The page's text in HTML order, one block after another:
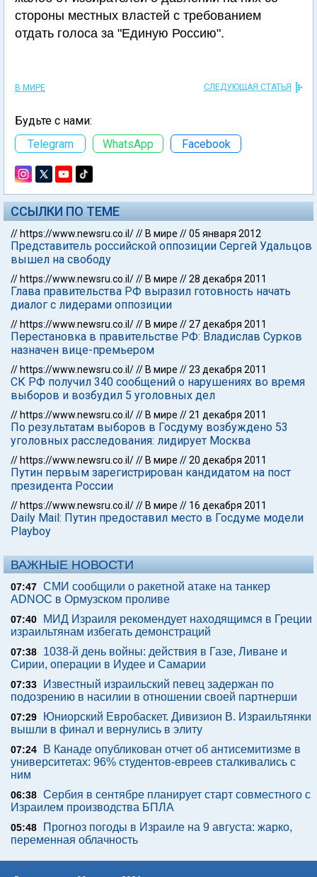
стороны местных властей с требованием
отдать голоса за "Единую Россию".
В МИРЕ СЛЕДУЮЩАЯ СТАТЬЯ
Будьте с нами:
Telegram
WhatsApp Facebook
ССЫЛКИ ПО ТЕМЕ
// https://www.newsru.co.il/// В мире //05 января 2012
Представитель российской оппозиции Сергей Удальцов
вышел на свободу
// https://www.newsru.co.il/// В мире //28 декабря 2011
Глава правительства РФ выразил готовность начать
диалог с лидерами оппозиции
// https://www.newsru.co.il/// В мире //27 декабря 2011
Перестановка в правительстве РФ: Владислав Сурков
назначен вице-премьером
// https://www.newsru.co.il/// В мире //23 декабря 2011
СК РФ получил 340 сообщений о нарушениях во время
выборов и возбудил 5 уголовных дел
// https://www.newsru.co.il/// В мире //21 декабря 2011
По результатам выборов в Госдуму возбуждено 53
уголовных расследования: лидирует Москва
// https://www.newsru.co.il/// В мире //20 декабря 2011
Путин первым зарегистрирован кандидатом на пост
президента России
// https://www.newsru.co.il/// В мире // 16 декабря 2011
Daily Mail: Путин предоставил место в Госдуме модели
Playboy
ВАЖНЫЕ НОВОСТИ
07:47 СМИ сообщили о ракетной атаке на танкер
ADNOC в Ормузском проливе
07:40
МИД Израиля рекомендует находящимся в Греции
израильтянам избегать демонстраций
07:38
1038-й день войны: действия в Газе, Ливане и
Сирии, операции в Иудее и Самарии
07:33
Известный израильский певец задержан по
подозрению в насилии в отношении своей партнерши
07:29
Юниорский Евробаскет. Дивизион В. Израильтянки
вышли в финал и вернулись в элиту
07:24
В Канаде опубликован отчет об антисемитизме в
университетах: 96% студентов-евреев сталкивались с
ним
06:38 Сербия в сентябре планирует старт совместного с
Израилем производства БПЛА
05:48
Прогноз погоды в Израиле на 9 августа: жарко,
переменная облачность